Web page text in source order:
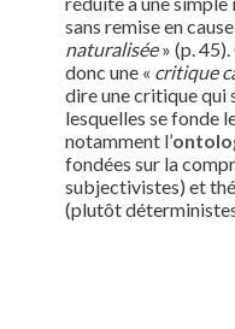
sans remise en cause
naturalisée» (p. 45).
donc une « critique
dire une critique qui
lesquelles se fonde
notamment l’
fondées sur la
subjectivistes) et
(plutôt